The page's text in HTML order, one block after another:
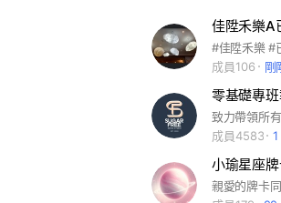
佳陞禾樂A
成員106
剛
零基礎專
致力帶領所
成員4583
小瑜星座